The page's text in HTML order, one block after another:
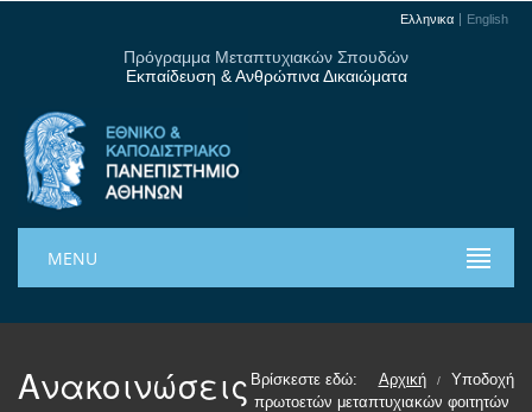
Ελληνικα English
Πρόγραμμα Μεταπτυχιακών Σπουδών
Εκπαίδευση & Ανθρώπινα Δικαιώματα
MENU
Ανακοινώσεις Βρίσκεστε εδώ: Αρχική /
Υποδοχή
πρωτοετών μεταπτυχιακών φοιτητών